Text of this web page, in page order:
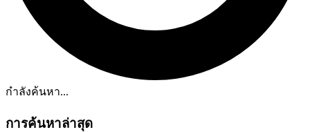
กำลังค้นหา...
การค้นหาล่าสุด